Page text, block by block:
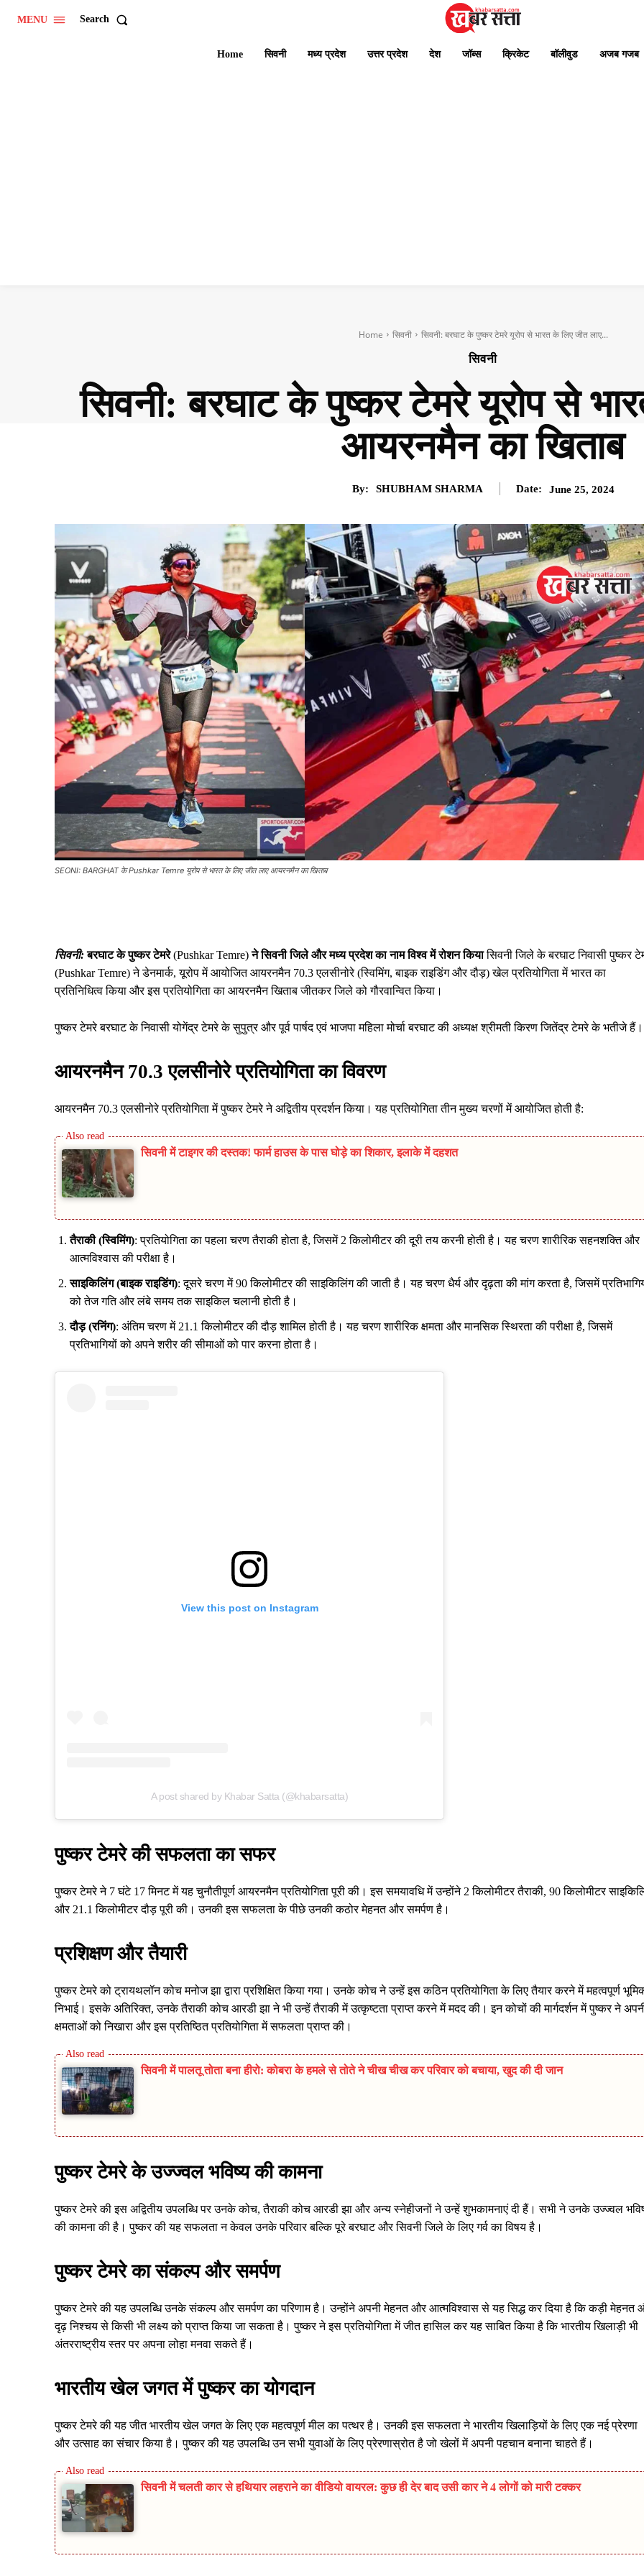
MENU Search
Home सिवनी मध्य प्रदेश उत्तर प्रदेश देश जॉब्स क्रिकेट बॉलीवुड अजब गजब
Home सिवनी सिवनी: बरघाट के पुष्कर टेमरे यूरोप से भारत के लिए जीत लाए...
सिवनी
सिवनी: बरघाट के पुष्कर टेमरे यूरोप से
आयरनमैन का खिताब
By: SHUBHAM SHARMA Date: June 25, 2024
SEONI: BARGHAT के Pushkar Temre यूरोप से भारत के लिए जीत लाए आयरनमैन का खिताब
सिवनी:बरघाट के पुष्कर टेमरे(Pushkar Temre)ने सिवनी जिले और मध्य प्रदेश का नाम विश्व में रोशन कियासिवनी जिले के बरघाट निवासी पुष्कर
(Pushkar Temre) ने डेनमार्क, यूरोप में आयोजित आयरनमैन 70.3 एलसीनोरे (स्विमिंग, बाइक राइडिंग और दौड़) खेल प्रतियोगिता में भारत का
प्रतिनिधित्व किया और इस प्रतियोगिता का आयरनमैन खिताब जीतकर जिले को गौरवान्वित किया।
पुष्कर टेमरे बरघाट के निवासी योगेंद्र टेमरे के सुपुत्र और पूर्व पार्षद एवं भाजपा महिला मोर्चा बरघाट की अध्यक्ष श्रीमती किरण जितेंद्र टेमरे के भतीजे हैं।
आयरनमैन 70.3 एलसीनोरे प्रतियोगिता का विवरण
आयरनमैन 70.3 एलसीनोरे प्रतियोगिता में पुष्कर टेमरे ने अद्वितीय प्रदर्शन किया। यह प्रतियोगिता तीन मुख्य चरणों में आयोजित होती है:
सिवनी में टाइगर की दस्तक! फार्म हाउस के पास घोड़े का शिकार, इलाके में दहशत
तैराकी (स्विमिंग): प्रतियोगिता का पहला चरण तैराकी होता है, जिसमें 2 किलोमीटर की दूरी तय करनी होती है। यह चरण शारीरिक सहनशक्ति और
आत्मविश्वास की परीक्षा है।
साइकिलिंग (बाइक राइडिंग): दूसरे चरण में 90 किलोमीटर की साइकिलिंग की जाती है। यह चरण धैर्य और दृढ़ता की मांग करता है, जिसमें
को तेज गति और लंबे समय तक साइकिल चलानी होती है।
दौड़ (रनिंग): अंतिम चरण में 21.1 किलोमीटर की दौड़ शामिल होती है। यह चरण शारीरिक क्षमता और मानसिक स्थिरता की परीक्षा है, जिसमें
प्रतिभागियों को अपने शरीर की सीमाओं को पार करना होता है।
View this post on Instagram
A post shared by Khabar Satta (@khabarsatta)
पुष्कर टेमरे की सफलता का सफर
पुष्कर टेमरे ने 7 घंटे 17 मिनट में यह चुनौतीपूर्ण आयरनमैन प्रतियोगिता पूरी की। इस समयावधि में उन्होंने 2 किलोमीटर तैराकी, 90 किलोमीटर
और 21.1 किलोमीटर दौड़ पूरी की। उनकी इस सफलता के पीछे उनकी कठोर मेहनत और समर्पण है।
प्रशिक्षण और तैयारी
पुष्कर टेमरे को ट्रायथलॉन कोच मनोज झा द्वारा प्रशिक्षित किया गया। उनके कोच ने उन्हें इस कठिन प्रतियोगिता के लिए तैयार करने में महत्वपूर्ण
निभाई। इसके अतिरिक्त, उनके तैराकी कोच आरडी झा ने भी उन्हें तैराकी में उत्कृष्टता प्राप्त करने में मदद की। इन कोचों की मार्गदर्शन में पुष्कर ने
क्षमताओं को निखारा और इस प्रतिष्ठित प्रतियोगिता में सफलता प्राप्त की।
सिवनी में पालतू तोता बना हीरो: कोबरा के हमले से तोते ने चीख चीख कर परिवार को बचाया, खुद की दी जान
पुष्कर टेमरे के उज्ज्वल भविष्य की कामना
पुष्कर टेमरे की इस अद्वितीय उपलब्धि पर उनके कोच, तैराकी कोच आरडी झा और अन्य स्नेहीजनों ने उन्हें शुभकामनाएं दी हैं। सभी ने उनके उज्ज्वल
की कामना की है। पुष्कर की यह सफलता न केवल उनके परिवार बल्कि पूरे बरघाट और सिवनी जिले के लिए गर्व का विषय है।
पुष्कर टेमरे का संकल्प और समर्पण
पुष्कर टेमरे की यह उपलब्धि उनके संकल्प और समर्पण का परिणाम है। उन्होंने अपनी मेहनत और आत्मविश्वास से यह सिद्ध कर दिया है कि कड़ी मेहनत
दृढ़ निश्चय से किसी भी लक्ष्य को प्राप्त किया जा सकता है। पुष्कर ने इस प्रतियोगिता में जीत हासिल कर यह साबित किया है कि भारतीय खिलाड़ी भी
अंतरराष्ट्रीय स्तर पर अपना लोहा मनवा सकते हैं।
भारतीय खेल जगत में पुष्कर का योगदान
पुष्कर टेमरे की यह जीत भारतीय खेल जगत के लिए एक महत्वपूर्ण मील का पत्थर है। उनकी इस सफलता ने भारतीय खिलाड़ियों के लिए एक नई प्रेरणा
और उत्साह का संचार किया है। पुष्कर की यह उपलब्धि उन सभी युवाओं के लिए प्रेरणास्रोत है जो खेलों में अपनी पहचान बनाना चाहते हैं।
सिवनी में चलती कार से हथियार लहराने का वीडियो वायरल: कुछ ही देर बाद उसी कार ने 4 लोगों को मारी टक्कर